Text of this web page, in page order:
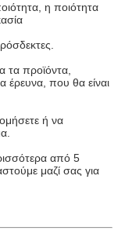
η ποιότητα
τα προϊόντα,
έρευνα, που θα είναι
ή να
από 5
μαζί σας για